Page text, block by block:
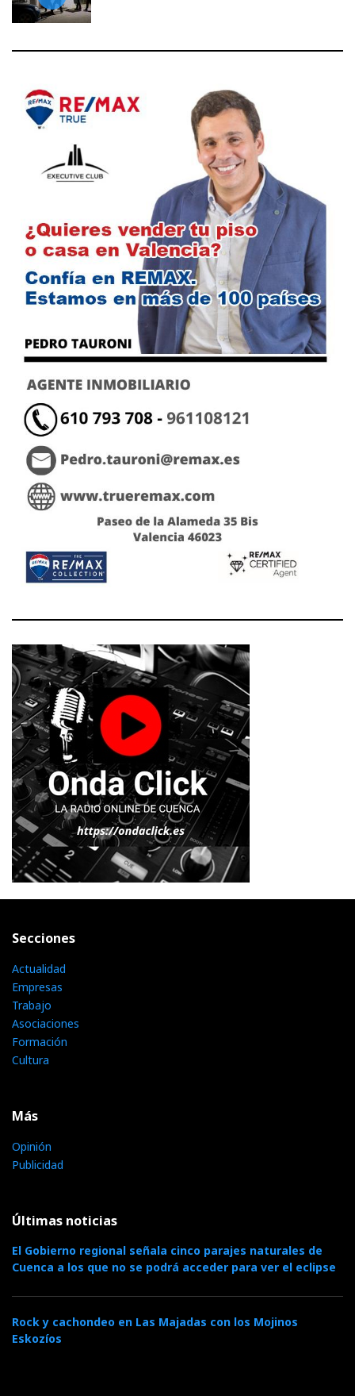
Secciones
Actualidad
Empresas
Trabajo
Asociaciones
Formación
Cultura
Más
Opinión
Publicidad
Últimas noticias
El Gobierno regional señala cinco parajes naturales de
Cuenca a los que no se podrá acceder para ver el eclipse
Rock y cachondeo en Las Majadas con los Mojinos
Eskozíos